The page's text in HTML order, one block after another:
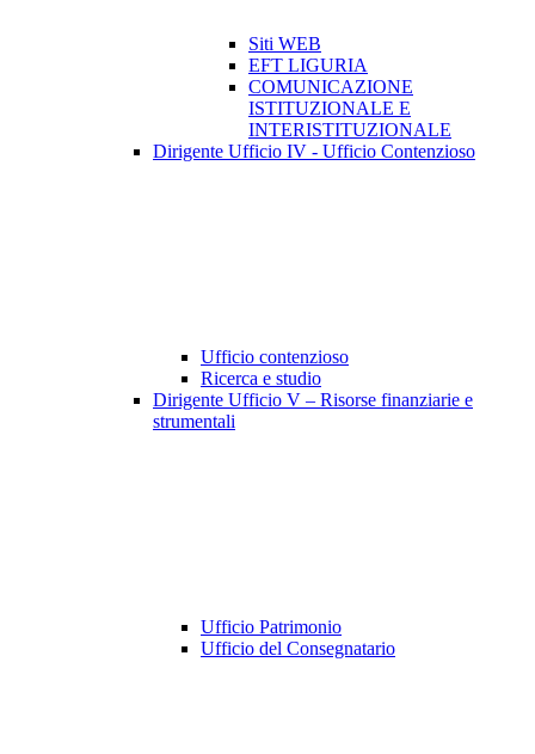
Siti WEB
EFT LIGURIA
COMUNICAZIONE
ISTITUZIONALE E
INTERISTITUZIONALE
Dirigente Ufficio IV - Ufficio Contenzioso
Ufficio contenzioso
Ricerca e studio
Dirigente Ufficio V – Risorse finanziarie e
strumentali
Ufficio Patrimonio
Ufficio del Consegnatario